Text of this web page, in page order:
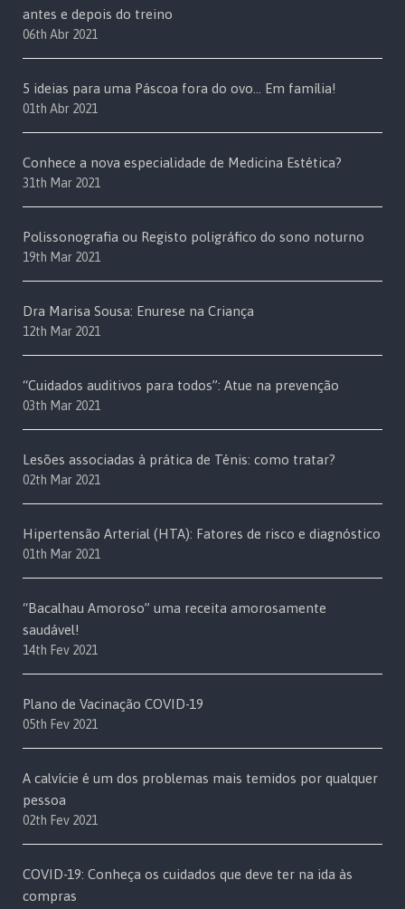
antes e depois do treino
06th Abr 2021
5 ideias para uma Páscoa fora do ovo… Em família!
01th Abr 2021
Conhece a nova especialidade de Medicina Estética?
31th Mar 2021
Polissonografia ou Registo poligráfico do sono noturno
19th Mar 2021
Dra Marisa Sousa: Enurese na Criança
12th Mar 2021
“Cuidados auditivos para todos”: Atue na prevenção
03th Mar 2021
Lesões associadas à prática de Ténis: como tratar?
02th Mar 2021
Hipertensão Arterial (HTA): Fatores de risco e diagnóstico
01th Mar 2021
“Bacalhau Amoroso” uma receita amorosamente
saudável!
14th Fev 2021
Plano de Vacinação COVID-19
05th Fev 2021
A calvície é um dos problemas mais temidos por qualquer
pessoa
02th Fev 2021
COVID-19: Conheça os cuidados que deve ter na ida às
compras